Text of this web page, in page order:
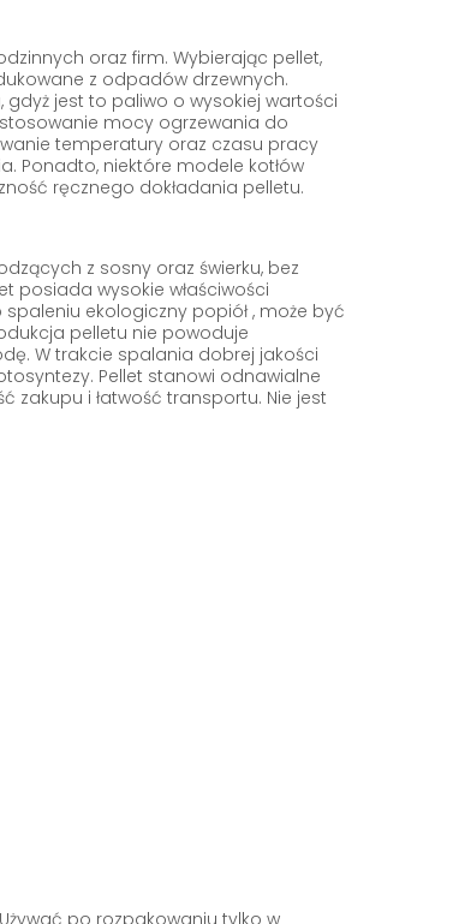
oraz firm. Wybierając pellet,
z odpadów drzewnych.
jest to paliwo o wysokiej wartości
mocy ogrzewania do
temperatury oraz czasu pracy
Ponadto, niektóre modele kotłów
ręcznego dokładania pelletu.
z sosny oraz świerku, bez
posiada wysokie właściwości
ekologiczny popiół , może być
pelletu nie powoduje
W trakcie spalania dobrej jakości
Pellet stanowi odnawialne
zakupu i łatwość transportu. Nie jest
po rozpakowaniu tylko w